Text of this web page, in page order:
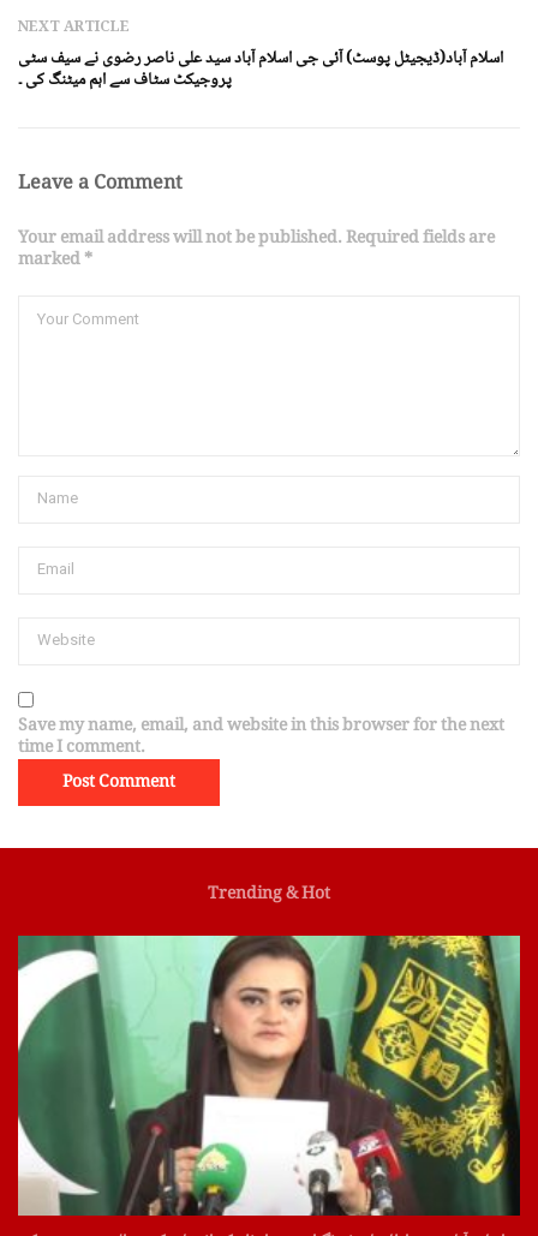
NEXT ARTICLE
اسلام آباد(ڈیجیٹل پوسٹ) آئی جی اسلام آباد سید علی ناصر رضوی نے سیف سٹی
پروجیکٹ سٹاف سے اہم میٹنگ کی ۔
Leave a Comment
Your email address will not be published. Required fields are
marked *
Save my name, email, and website in this browser for the next
time I comment.
Trending & Hot